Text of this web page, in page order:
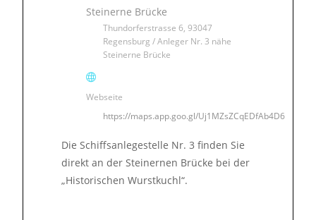
Steinerne Brücke
Thundorferstrasse 6, 93047
Regensburg / Anleger Nr. 3 nähe
Steinerne Brücke
Webseite
https://maps.app.goo.gl/Uj1MZsZCqEDfAb4D6
Die Schiffsanlegestelle Nr. 3 finden Sie
direkt an der Steinernen Brücke bei der
„Historischen Wurstkuchl“.